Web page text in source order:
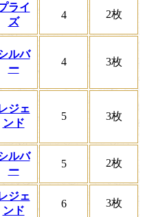
ライ
ズ
4 2枚
ルバ
ー
4 3枚
ジェ
ンド
5 3枚
ルバ
ー
5 2枚
ジェ
ンド
6 3枚